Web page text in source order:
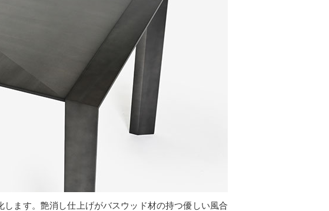
ます。艶消し仕上げがバスウッド材の持つ優しい風合